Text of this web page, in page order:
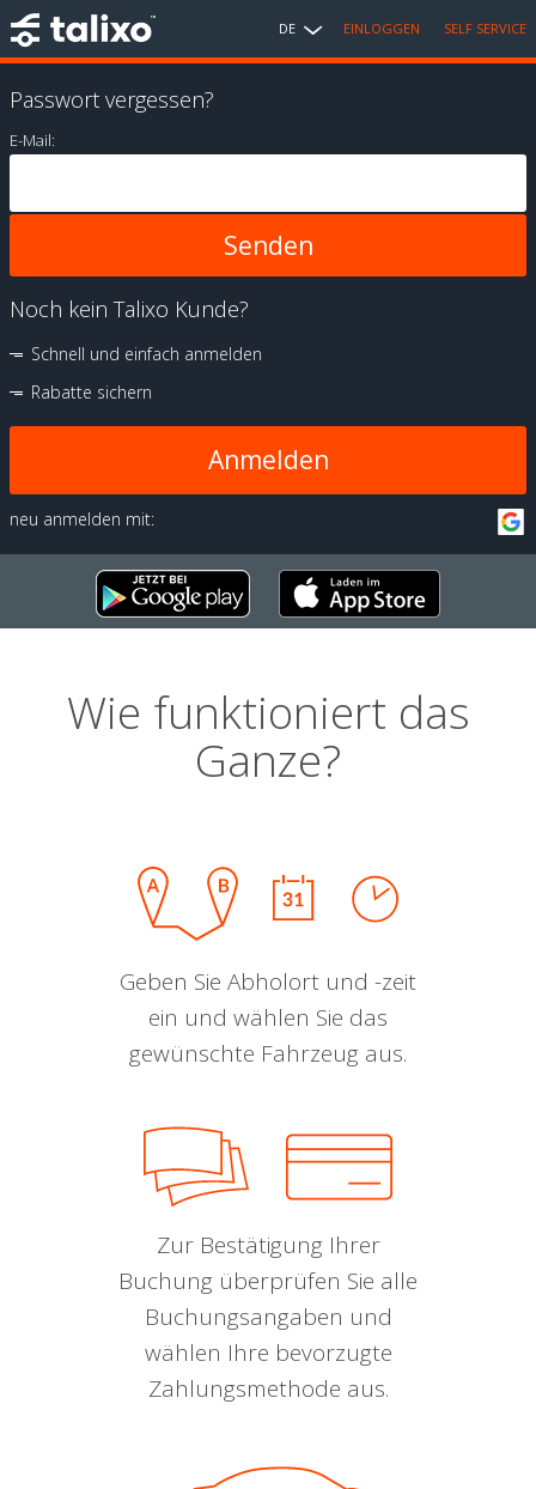
DE EINLOGGEN SELF SERVICE
Passwort vergessen?
E-Mail:
Noch kein Talixo Kunde?
Schnell und einfach anmelden
Rabatte sichern
Anmelden
neu anmelden mit:
Wie funktioniert das
Ganze?
Geben Sie Abholort und -zeit
ein und wählen Sie das
gewünschte Fahrzeug aus.
Zur Bestätigung Ihrer
Buchung überprüfen Sie alle
Buchungsangaben und
wählen Ihre bevorzugte
Zahlungsmethode aus.